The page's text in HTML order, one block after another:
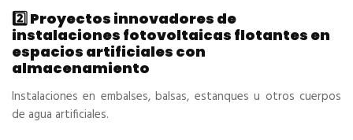
2️⃣ Proyectos innovadores de
instalaciones fotovoltaicas flotantes en
espacios artificiales con
almacenamiento
Instalaciones en embalses, balsas, estanques u otros cuerpos
de agua artificiales.